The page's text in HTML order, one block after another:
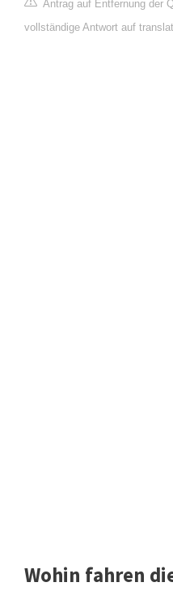
Antrag auf Entfernung der
vollständige Antwort auf
Wohin fahren